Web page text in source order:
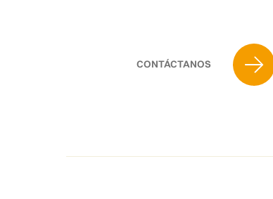
CONTÁCTANOS